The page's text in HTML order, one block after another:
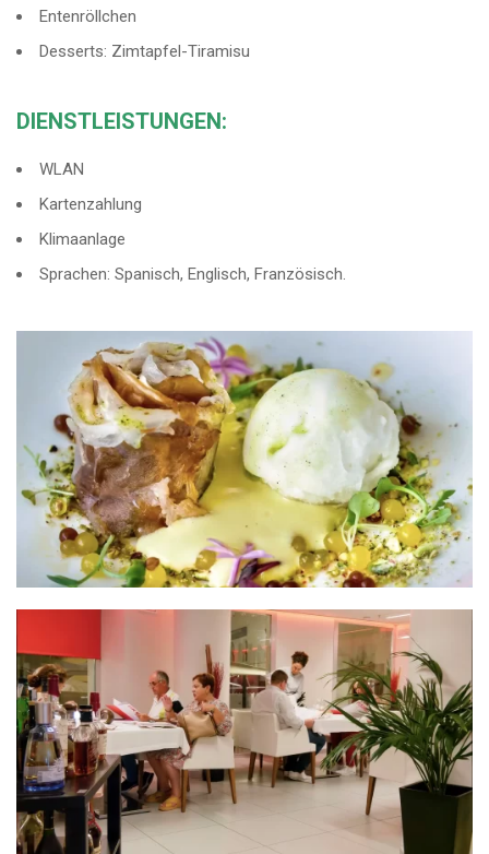
Entenröllchen
Desserts: Zimtapfel-Tiramisu
DIENSTLEISTUNGEN:
WLAN
Kartenzahlung
Klimaanlage
Sprachen: Spanisch, Englisch, Französisch.